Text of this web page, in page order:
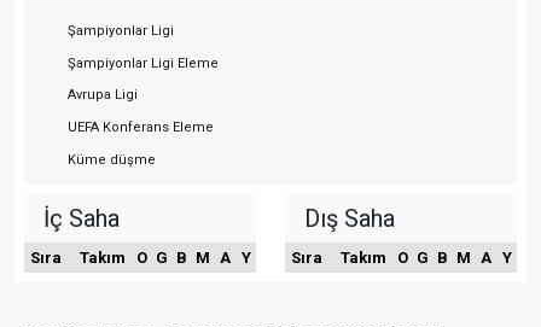
Şampiyonlar Ligi
Şampiyonlar Ligi Eleme
Avrupa Ligi
UEFA Konferans Eleme
Küme düşme
İç Saha
Sıra Takım O G B M A Y
Dış Saha
Sıra Takım O G B M A Y